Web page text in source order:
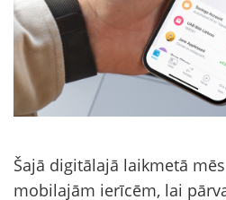
Šajā digitālajā laikmetā
mobilajām ierīcēm, lai